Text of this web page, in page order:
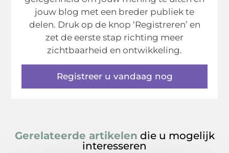
jouw blog met een breder publiek te
delen. Druk op de knop ‘Registreren’ en
zet de eerste stap richting meer
zichtbaarheid en ontwikkeling.
Registreer u vandaag nog
Gerelateerde artikelen die u mogelijk
interesseren